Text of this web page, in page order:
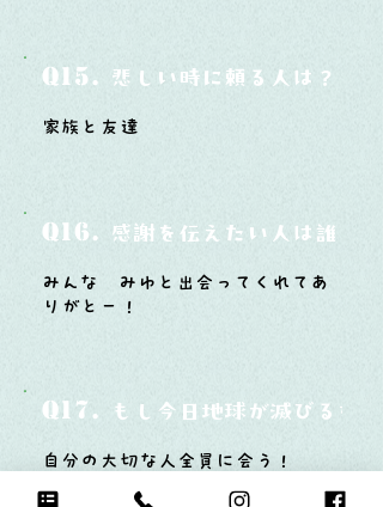
Q15. 悲しい時に頼る人は？
家族と友達
Q16. 感謝を伝えたい人は誰？
みんな みゆと出会ってくれてあ
りがとー！
Q17. もし今日地球が滅びるなら
自分の大切な人全員に会う！